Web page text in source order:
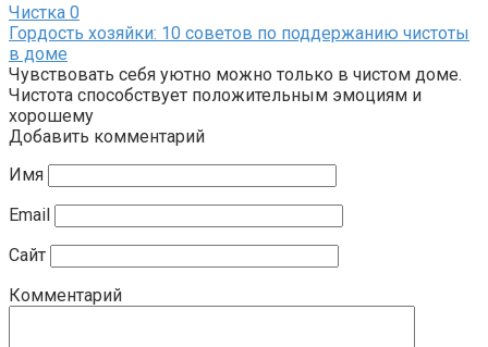
Чистка 0
Гордость хозяйки: 10 советов по поддержанию чистоты
в доме
Чувствовать себя уютно можно только в чистом доме.
Чистота способствует положительным эмоциям и
хорошему
Добавить комментарий
Имя
Email
Сайт
Комментарий